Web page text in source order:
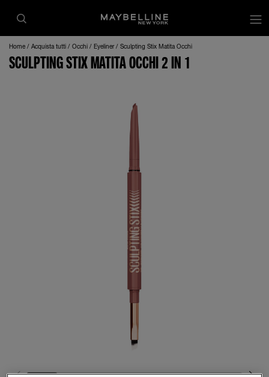
Home Acquista tutti Occhi Eyeliner Sculpting Stix Matita Occhi
SCULPTING STIX MATITA OCCHI 2 IN 1